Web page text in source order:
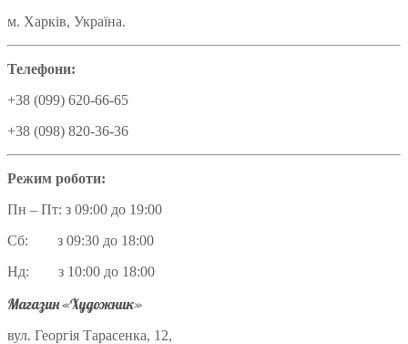
м. Харків, Україна.
Телефони:
+38 (099) 620-66-65
+38 (098) 820-36-36
Режим роботи:
Пн – Пт: з 09:00 до 19:00
Сб: з 09:30 до 18:00
Нд: з 10:00 до 18:00
Магазин «Художник»
вул. Георгія Тарасенка, 12,